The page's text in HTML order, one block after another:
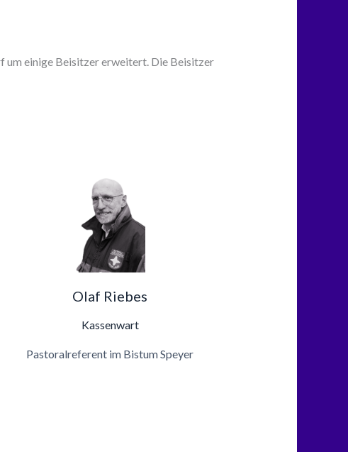
um einige Beisitzer erweitert. Die Beisitzer
Olaf Riebes
Kassenwart
Pastoralreferent im Bistum Speyer